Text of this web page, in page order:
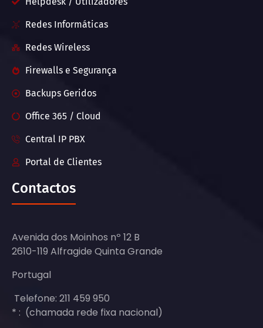
Redes Informáticas
Redes Wireless
Firewalls e Segurança
Backups Geridos
Office 365 / Cloud
Central IP PBX
Portal de Clientes
Contactos
Avenida dos Moinhos nº 12 B
2610-119 Alfragide Quinta Grande
Portugal
Telefone: 211 459 950
* : (chamada rede fixa nacional)